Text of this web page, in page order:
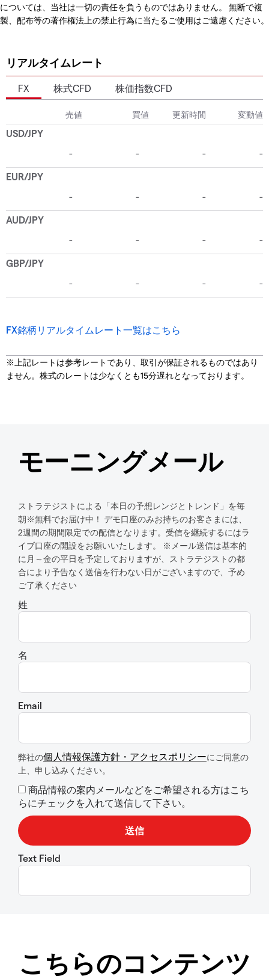
については、当社は一切の責任を負うものではありません。 無断で複
製、配布等の著作権法上の禁止行為に当たるご使用はご遠慮ください。
リアルタイムレート
FX 株式CFD 株価指数CFD
FX銘柄リアルタイムレート一覧はこちら
※上記レートは参考レートであり、取引が保証されるものではあり
ません。株式のレートは少なくとも15分遅れとなっております。
モーニングメール
ストラテジストによる「本日の予想レンジとトレンド」を毎
朝※無料でお届け中！ デモ口座のみお持ちのお客さまには、
2週間の期間限定での配信となります。受信を継続するにはラ
イブ口座の開設をお願いいたします。 ※メール送信は基本的
に月～金の平日を予定しておりますが、ストラテジストの都
合により予告なく送信を行わない日がございますので、予め
ご了承ください
姓
名
Email
弊社の個人情報保護方針・アクセスポリシーにご同意の
上、申し込みください。
商品情報の案内メールなどをご希望される方はこち
らにチェックを入れて送信して下さい。
Text Field
こちらのコンテンツ